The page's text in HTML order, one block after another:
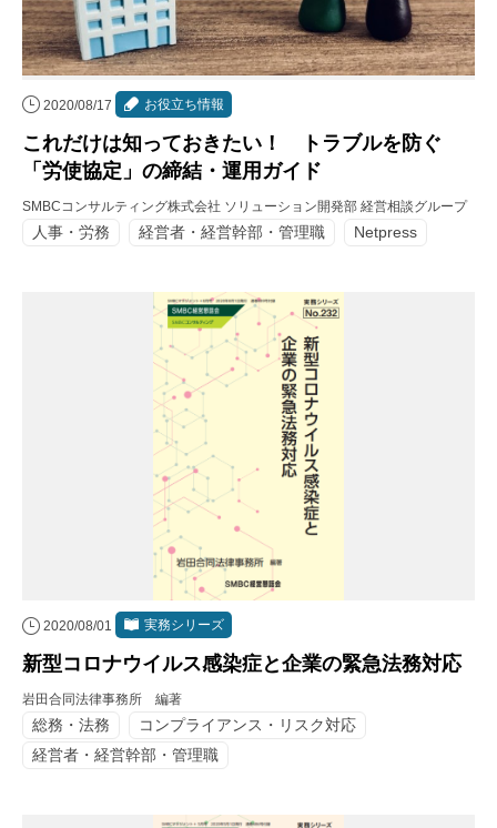
2020/08/17 お役立ち情報
これだけは知っておきたい！ トラブルを防ぐ
「労使協定」の締結・運用ガイド
SMBCコンサルティング株式会社 ソリューション開発部 経営相談グループ
人事・労務 経営者・経営幹部・管理職 Netpress
2020/08/01 実務シリーズ
新型コロナウイルス感染症と企業の緊急法務対応
岩田合同法律事務所 編著
総務・法務
コンプライアンス・リスク対応
経営者・経営幹部・管理職